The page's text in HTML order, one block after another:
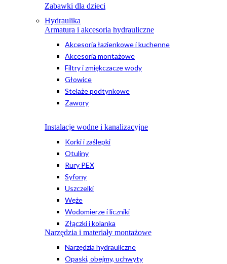
Zabawki dla dzieci
Hydraulika
Armatura i akcesoria hydrauliczne
Akcesoria łazienkowe i kuchenne
Akcesoria montażowe
Filtry i zmiękczacze wody
Głowice
Stelaże podtynkowe
Zawory
Instalacje wodne i kanalizacyjne
Korki i zaślepki
Otuliny
Rury PEX
Syfony
Uszczelki
Węże
Wodomierze i liczniki
Złączki i kolanka
Narzędzia i materiały montażowe
Narzędzia hydrauliczne
Opaski, obejmy, uchwyty